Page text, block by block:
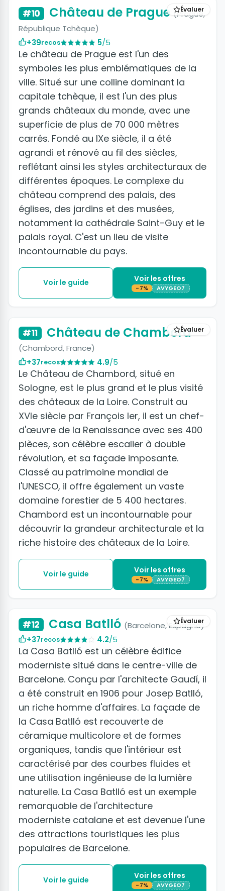
Évaluer
#10 Château de Prague (Prague,
République Tchèque)
+39recos 5/5
Le château de Prague est l'un des
symboles les plus emblématiques de la
ville. Situé sur une colline dominant la
capitale tchèque, il est l'un des plus
grands châteaux du monde, avec une
superficie de plus de 70 000 mètres
carrés. Fondé au IXe siècle, il a été
agrandi et rénové au fil des siècles,
reflétant ainsi les styles architecturaux de
différentes époques. Le complexe du
château comprend des palais, des
églises, des jardins et des musées,
notamment la cathédrale Saint-Guy et le
palais royal. C'est un lieu de visite
incontournable du pays.
Voir le guide Voir les offres
-7% AVYGEO7
Évaluer
#11 Château de Chambord
(Chambord, France)
+37recos 4.9/5
Le Château de Chambord, situé en
Sologne, est le plus grand et le plus visité
des châteaux de la Loire. Construit au
XVIe siècle par François Ier, il est un chef-
d'œuvre de la Renaissance avec ses 400
pièces, son célèbre escalier à double
révolution, et sa façade imposante.
Classé au patrimoine mondial de
l'UNESCO, il offre également un vaste
domaine forestier de 5 400 hectares.
Chambord est un incontournable pour
découvrir la grandeur architecturale et la
riche histoire des châteaux de la Loire.
Voir le guide Voir les offres
-7% AVYGEO7
Évaluer
#12 Casa Batlló (Barcelone, Espagne)
+37recos 4.2/5
La Casa Batlló est un célèbre édifice
moderniste situé dans le centre-ville de
Barcelone. Conçu par l'architecte Gaudí, il
a été construit en 1906 pour Josep Batlló,
un riche homme d'affaires. La façade de
la Casa Batlló est recouverte de
céramique multicolore et de formes
organiques, tandis que l'intérieur est
caractérisé par des courbes fluides et
une utilisation ingénieuse de la lumière
naturelle. La Casa Batlló est un exemple
remarquable de l'architecture
moderniste catalane et est devenue l'une
des attractions touristiques les plus
populaires de Barcelone.
Voir le guide Voir les offres
-7% AVYGEO7